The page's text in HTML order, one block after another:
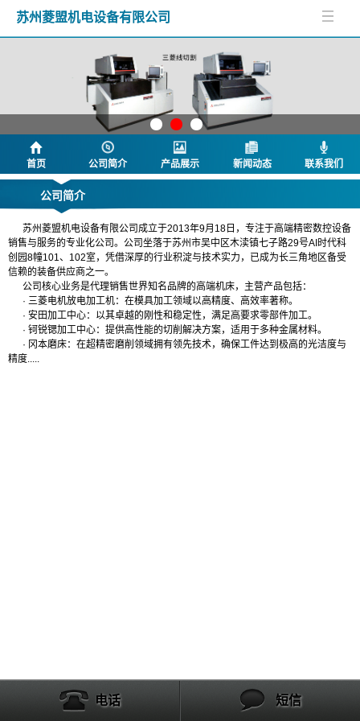
苏州菱盟机电设备有限公司
首页 公司简介 产品展示 新闻动态 联系我们
公司简介
苏州菱盟机电设备有限公司成立于2013年9月18日，专注于高端精密数控设备
销售与服务的专业化公司。公司坐落于苏州市吴中区木渎镇七子路29号AI时代科
创园8幢101、102室，凭借深厚的行业积淀与技术实力，已成为长三角地区备受
信赖的装备供应商之一。
公司核心业务是代理销售世界知名品牌的高端机床，主营产品包括：
· 三菱电机放电加工机：在模具加工领域以高精度、高效率著称。
· 安田加工中心：以其卓越的刚性和稳定性，满足高要求零部件加工。
· 钶锐锶加工中心：提供高性能的切削解决方案，适用于多种金属材料。
· 冈本磨床：在超精密磨削领域拥有领先技术，确保工件达到极高的光洁度与
精度.....
电话 短信